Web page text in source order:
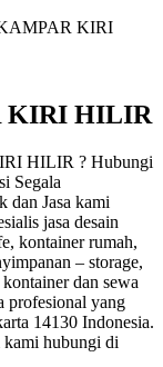
KIRI
KIRI HILIR
HILIR ? Hubungi
Segala
dan Jasa kami
jasa desain
kontainer rumah,
– storage,
dan sewa
profesional yang
14130 Indonesia.
kami hubungi di